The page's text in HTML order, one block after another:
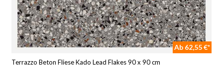
Ab 62,55 €*
Terrazzo Beton Fliese Kado Lead Flakes 90 x 90 cm